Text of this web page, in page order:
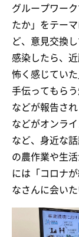
グループワー
たか」をテー
ど、意見交換
感染したら、
怖く感じてい
手伝ってもら
などが報告さ
などがオンラ
など、身近な
の農作業や生
には「コロナ
なさんに会い